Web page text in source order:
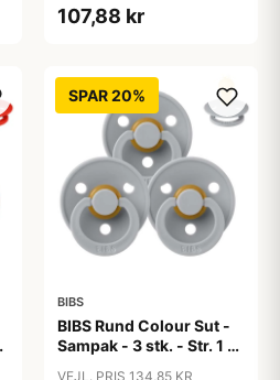
107,88 kr
SPAR 20%
BIBS
BIBS Rund Colour Sut -
Sampak - 3 stk. - Str. 1 -
VEJL. PRIS 134,85 KR